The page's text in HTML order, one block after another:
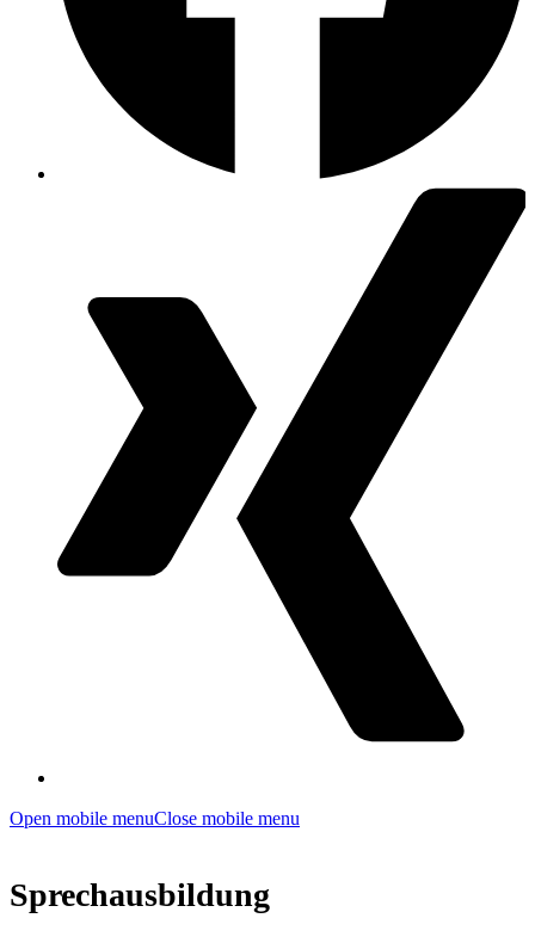
Open mobile menuClose mobile menu
Sprechausbildung